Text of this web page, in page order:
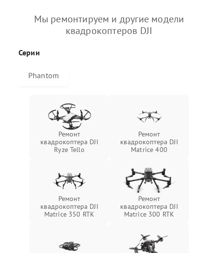
Мы ремонтируем и другие модели
квадрокоптеров DJI
Серии
Phantom
Ремонт
квадрокоптера DJI
Ryze Tello
Ремонт
квадрокоптера DJI
Matrice 400
Ремонт
квадрокоптера DJI
Matrice 350 RTK
Ремонт
квадрокоптера DJI
Matrice 300 RTK